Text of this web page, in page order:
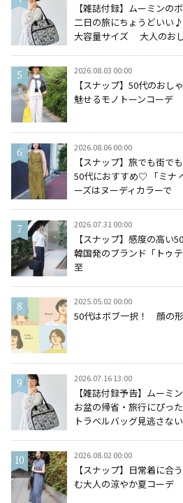
【雑誌付録】ムーミンの
二日の旅にちょうどいい
大容量サイズ 大人のお
2026.08.03 00:00
【スナップ】50代のおし
魅せるモノトーンコーデ
2026.08.06 00:00
【スナップ】旅でも街で
50代におすすめ♡ 「ミナ
ーズはヌーディカラーで
2026.07.31 00:00
【スナップ】感度の高い
韓国発のブランド「トゥ
至
2025.05.02 00:00
50代はボブ一択！ 顔の
2026.07.16 13:00
【雑誌付録予告】ムーミ
お盆の帰省・旅行にぴっ
トラベルバッグ見逃さな
2026.08.02 00:00
【スナップ】日常着に合
む大人の涼やか夏コーデ